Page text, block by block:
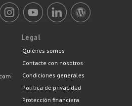
Legal
Quiénes somos
Contacte con nosotros
Condiciones generales
Política de privacidad
Protección financiera